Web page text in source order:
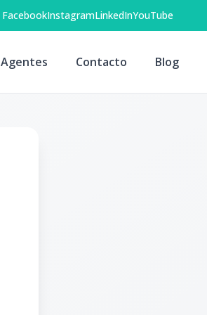
FacebookInstagramLinkedInYouTube
Agentes Contacto Blog